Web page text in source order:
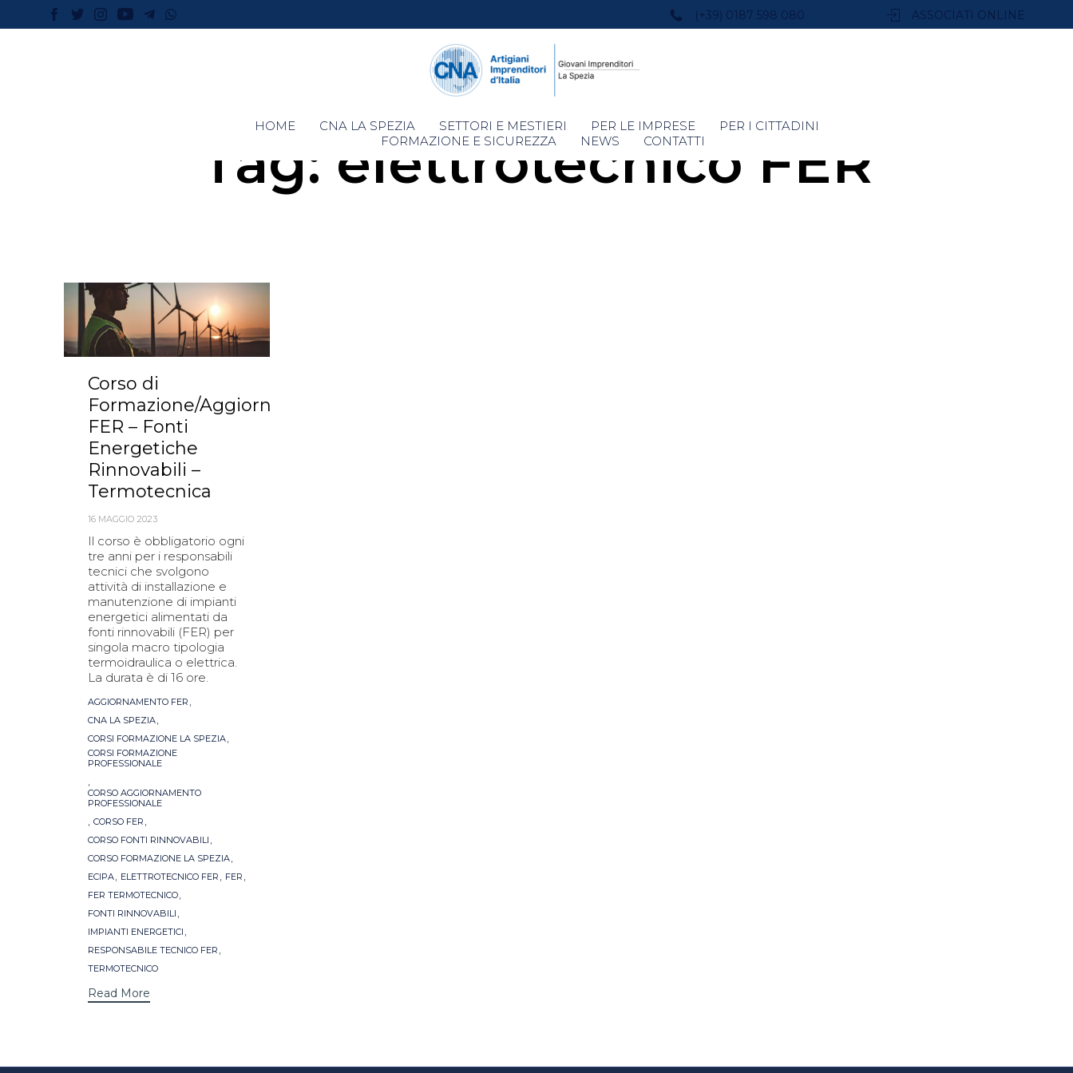
(+39) 0187 598 080 ASSOCIATI ONLINE
Skip
to
HOME CNA LA SPEZIA SETTORI E MESTIERI PER LE IMPRESE
PER I CITTADINI
FORMAZIONE E SICUREZZA
NEWS CONTATTI
Tag: elettrotecnico FER
Corso di
Formazione/Aggiornamento
FER – Fonti
Energetiche
Rinnovabili –
Termotecnica
16 MAGGIO 2023
Il corso è obbligatorio ogni
tre anni per i responsabili
tecnici che svolgono
attività di installazione e
manutenzione di impianti
energetici alimentati da
fonti rinnovabili (FER) per
singola macro tipologia
termoidraulica o elettrica.
La durata è di 16 ore.
Tags
AGGIORNAMENTO FER ,
CNA LA SPEZIA,
CORSI FORMAZIONE LA SPEZIA,
CORSI FORMAZIONE
PROFESSIONALE
,
CORSO AGGIORNAMENTO
PROFESSIONALE
, CORSO FER ,
CORSO FONTI RINNOVABILI ,
CORSO FORMAZIONE LA SPEZIA,
ECIPA, ELETTROTECNICO FER , FER ,
FER TERMOTECNICO,
FONTI RINNOVABILI ,
IMPIANTI ENERGETICI ,
RESPONSABILE TECNICO FER ,
TERMOTECNICO
Read More